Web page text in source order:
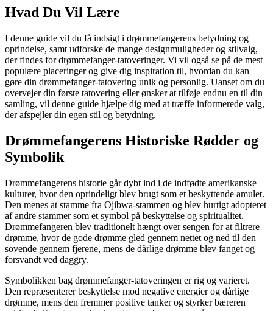
Hvad Du Vil Lære
I denne guide vil du få indsigt i drømmefangerens betydning og
oprindelse, samt udforske de mange designmuligheder og stilvalg,
der findes for drømmefanger-tatoveringer. Vi vil også se på de mest
populære placeringer og give dig inspiration til, hvordan du kan
gøre din drømmefanger-tatovering unik og personlig. Uanset om du
overvejer din første tatovering eller ønsker at tilføje endnu en til din
samling, vil denne guide hjælpe dig med at træffe informerede valg,
der afspejler din egen stil og betydning.
Drømmefangerens Historiske Rødder og
Symbolik
Drømmefangerens historie går dybt ind i de indfødte amerikanske
kulturer, hvor den oprindeligt blev brugt som et beskyttende amulet.
Den menes at stamme fra Ojibwa-stammen og blev hurtigt adopteret
af andre stammer som et symbol på beskyttelse og spiritualitet.
Drømmefangeren blev traditionelt hængt over sengen for at filtrere
drømme, hvor de gode drømme gled gennem nettet og ned til den
sovende gennem fjerene, mens de dårlige drømme blev fanget og
forsvandt ved daggry.
Symbolikken bag drømmefanger-tatoveringen er rig og varieret.
Den repræsenterer beskyttelse mod negative energier og dårlige
drømme, mens den fremmer positive tanker og styrker bæreren